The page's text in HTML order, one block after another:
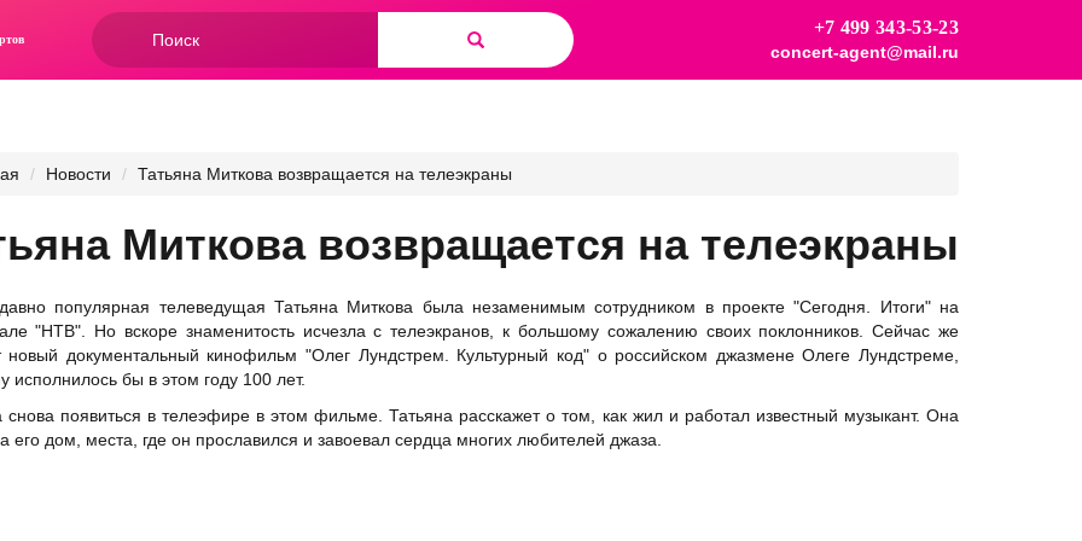
Форма
поиска
+7 499 343-53-23
concert-agent@mail.ru
Новости Татьяна Миткова возвращается на телеэкраны
Миткова возвращается на телеэкраны
популярная телеведущая Татьяна Миткова была незаменимым сотрудником в проекте "Сегодня. Итоги" на
"НТВ". Но вскоре знаменитость исчезла с телеэкранов, к большому сожалению своих поклонников. Сейчас же
новый документальный кинофильм "Олег Лундстрем. Культурный код" о российском джазмене Олеге Лундстреме,
исполнилось бы в этом году 100 лет.
снова появиться в телеэфире в этом фильме. Татьяна расскажет о том, как жил и работал известный музыкант. Она
его дом, места, где он прославился и завоевал сердца многих любителей джаза.